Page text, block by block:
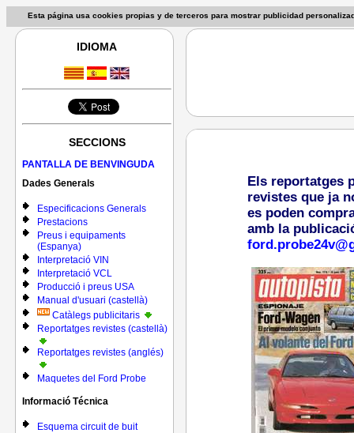
Esta página usa cookies propias y de terceros para mostrar publicidad
IDIOMA
SECCIONS
PANTALLA DE BENVINGUDA
Dades Generals
Especificacions Generals
Prestacions
Preus i equipaments
(Espanya)
Interpretació VIN
Interpretació VCL
Producció i preus USA
Manual d'usuari (castellà)
Catàlegs publicitaris
Reportatges revistes (castellà)
Reportatges revistes (anglés)
Maquetes del Ford Probe
Informació Técnica
Esquema circuit de buit
Els reportatges
revistes que ja
es poden
amb la